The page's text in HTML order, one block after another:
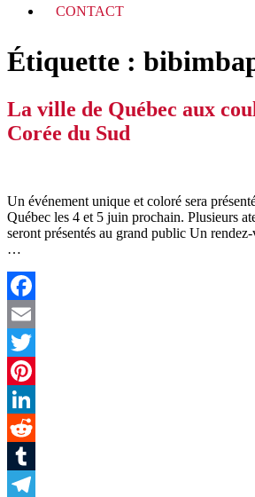
CONTACT
Étiquette :
La ville de Québec aux
Corée du Sud
Un événement unique et coloré sera
Québec les 4 et 5 juin prochain. Plusieurs
seront présentés au grand public Un
…
Facebook
Email
Twitter
Pinterest
LinkedIn
Reddit
Tumblr